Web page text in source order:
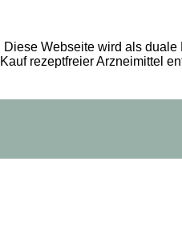
Diese Webseite wird als
Kauf rezeptfreier Arzneimittel